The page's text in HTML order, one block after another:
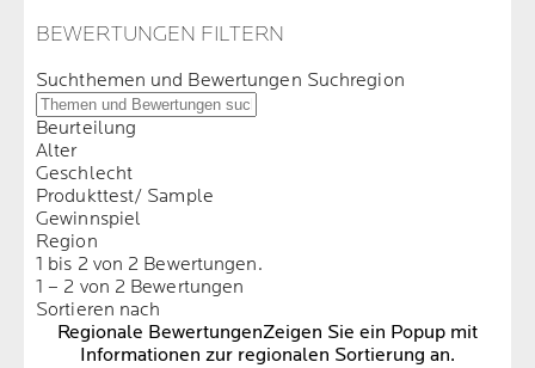
BEWERTUNGEN FILTERN
Suchthemen und Bewertungen Suchregion
Beurteilung
Alter
Geschlecht
Produkttest/ Sample
Gewinnspiel
Region
1 bis 2 von 2 Bewertungen.
1 – 2 von 2 Bewertungen
Sortieren nach
Regionale BewertungenZeigen Sie ein Popup mit
Informationen zur regionalen Sortierung an.